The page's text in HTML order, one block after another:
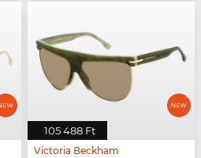
105 488 Ft
Victoria Beckham